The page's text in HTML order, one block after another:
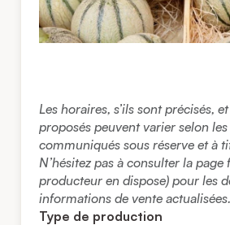
Les horaires, s’ils sont précisés,
proposés peuvent varier selon
communiqués sous réserve et à
N’hésitez pas à consulter la page
producteur en dispose) pour les
informations de vente actualisées.
Type de production